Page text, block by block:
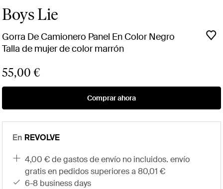
Boys Lie
Gorra De Camionero Panel En Color Negro
Talla de mujer de color marrón
55,00 €
Comprar ahora
En REVOLVE
4,00 € de gastos de envío no incluidos. envío
gratis en pedidos superiores a 80,01 €
6-8 business days